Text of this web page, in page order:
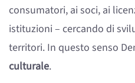
consumatori, ai soci, ai
istituzioni – cercando di
territori. In questo senso
culturale.